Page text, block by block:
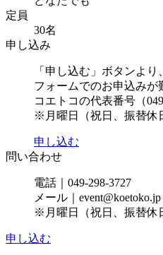
定員
30名
申し込み
「申し込む」ボタンよ
フォームでのお申込みが
コエトコの代表番号（
※月曜日（祝日、振替休
申し込む
問い合わせ
電話｜049-298-3727
メール｜event@koetoko.jp
※月曜日（祝日、振替休
申し込む